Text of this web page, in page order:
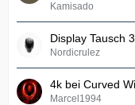
Kamisado
Display Tausch
Nordicrulez
4k bei Curved
Marcel1994